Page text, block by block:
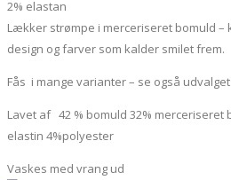
2% elastan
Lækker strømpe i merceriseret bomuld –
design og farver som kalder smilet frem.
Fås i mange varianter – se også
Lavet af 42 % bomuld 32% merceriseret
elastin 4%polyester
Vaskes med vrang ud